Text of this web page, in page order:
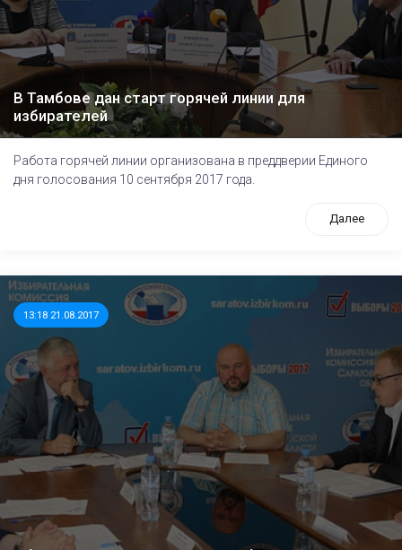
В Тамбове дан старт горячей линии для
избирателей
Работа горячей линии организована в преддверии Единого
дня голосования 10 сентября 2017 года.
Далее
13:18 21.08.2017